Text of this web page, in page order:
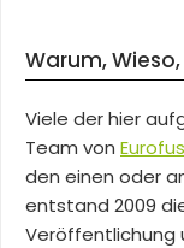
Warum,
Viele der hier
Team von
den einen oder
entstand 2009
Veröffentlichung